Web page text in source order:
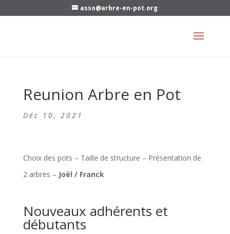
asso@arbre-en-pot.org
Reunion Arbre en Pot
Déc 10, 2021
Choix des pots – Taille de structure – Présentation de
2 arbres – Joël / Franck
Nouveaux adhérents et
débutants